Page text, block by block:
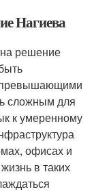
Нагиева
решение
превышающими
сложным для
к умеренному
офисах и
в таких